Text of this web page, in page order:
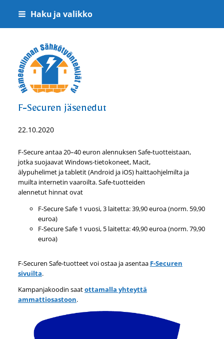
Siirry
sivun
sisältöön
Haku ja valikko
Hämeenlinnan Sähkötyöntekijät ry
F-Securen jäsenedut
22.10.2020
F-Secure antaa 20–40 euron alennuksen Safe-tuotteistaan,
jotka suojaavat Windows-tietokoneet, Macit,
älypuhelimet ja tabletit (Android ja iOS) haittaohjelmilta ja
muilta internetin vaaroilta. Safe-tuotteiden
alennetut hinnat ovat
F-Secure Safe 1 vuosi, 3 laitetta: 39,90 euroa (norm. 59,90
euroa)
F-Secure Safe 1 vuosi, 5 laitetta: 49,90 euroa (norm. 79,90
euroa)
F-Securen Safe-tuotteet voi ostaa ja asentaa F-Securen
sivuilta.
Kampanjakoodin saatottamalla yhteyttä
ammattiosastoon.